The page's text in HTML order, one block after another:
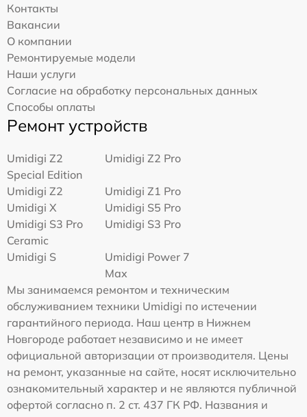
Контакты
Вакансии
О компании
Ремонтируемые модели
Наши услуги
Согласие на обработку персональных данных
Способы оплаты
Ремонт устройств
Umidigi Z2
Special Edition
Umidigi Z2 Pro
Umidigi Z2
Umidigi Z1 Pro
Umidigi X
Umidigi S5 Pro
Umidigi S3 Pro
Ceramic
Umidigi S3 Pro
Umidigi S
Umidigi Power 7
Max
Мы занимаемся ремонтом и техническим
обслуживанием техники Umidigi по истечении
гарантийного периода. Наш центр в Нижнем
Новгороде работает независимо и не имеет
официальной авторизации от производителя. Цены
на ремонт, указанные на сайте, носят исключительно
ознакомительный характер и не являются публичной
офертой согласно п. 2 ст. 437 ГК РФ. Названия и